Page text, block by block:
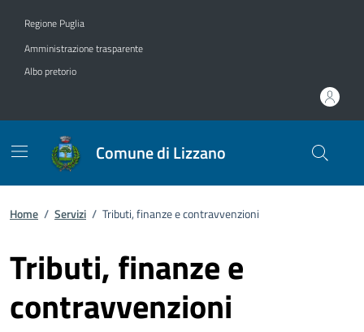
Regione Puglia
Amministrazione trasparente
Albo pretorio
Comune di Lizzano
Home / Servizi / Tributi, finanze e contravvenzioni
Tributi, finanze e
contravvenzioni